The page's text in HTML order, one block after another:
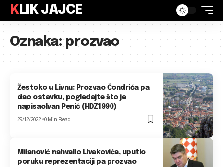
KLIK JAJCE
Oznaka:prozvao
Žestoko u Livnu: Prozvao Čondrića pa
dao ostavku, pogledajte što je
napisaoIvan Penić (HDZ1990)
29/12/2022 0 Min Read
Milanović nahvalio Livakovića, uputio
poruku reprezentaciji pa prozvao